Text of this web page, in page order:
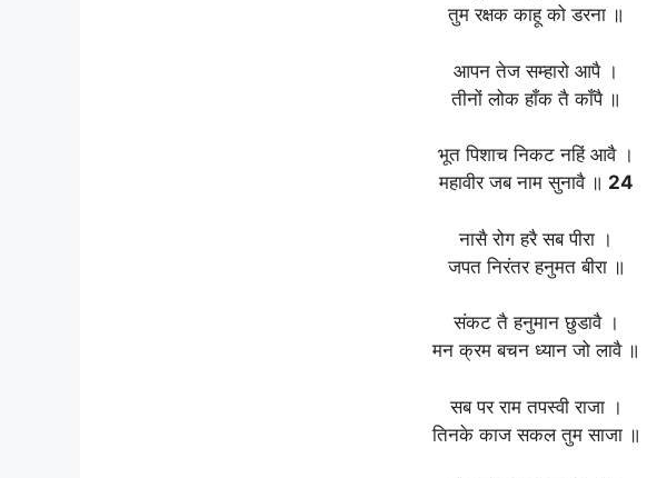
तुम रक्षक काहू को डरना ॥
आपन तेज सम्हारो आपै ।
तीनों लोक हाँक तै काँपै ॥
भूत पिशाच निकट नहिं आवै ।
महावीर जब नाम सुनावै ॥ 24
नासै रोग हरै सब पीरा ।
जपत निरंतर हनुमत बीरा ॥
संकट तै हनुमान छुडावै ।
मन क्रम बचन ध्यान जो लावै ॥
सब पर राम तपस्वी राजा ।
तिनके काज सकल तुम साजा ॥